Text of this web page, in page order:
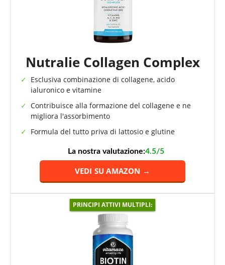
Nutralie Collagen Complex
Esclusiva combinazione di collagene, acido
ialuronico e vitamine
Contribuisce alla formazione del collagene e ne
migliora l'assorbimento
Formula del tutto priva di lattosio e glutine
La nostra valutazione:4.5/5
VEDI SU AMAZON →
PRINCIPI ATTIVI MULTIPLI: